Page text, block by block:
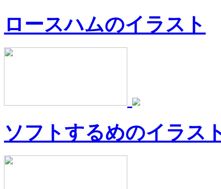
ロースハムのイラスト
ソフトするめのイラス